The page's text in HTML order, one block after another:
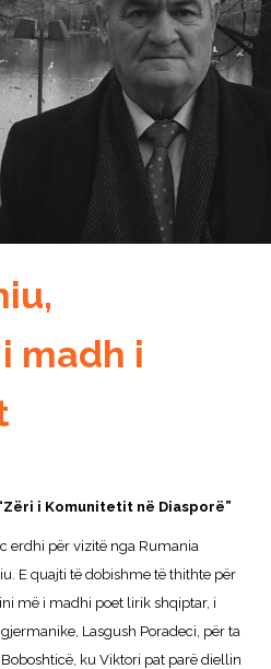
madh i
i Komunitetit në Diasporë”
erdhi për vizitë nga Rumania
E quajti të dobishme të thithte për
më i madhi poet lirik shqiptar, i
Lasgush Poradeci, për ta
ku Viktori pat parë diellin